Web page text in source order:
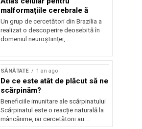
malformațiile cerebrale ă
Un grup de cercetători din Brazilia a
realizat o descoperire deosebită în
domeniul neuroștiinței,...
SĂNĂTATE 1 an ago
De ce este atât de plăcut să ne
scărpinăm?
Beneficiile imunitare ale scărpinatului
Scărpinatul este o reacție naturală la
mâncărime, iar cercetătorii au...